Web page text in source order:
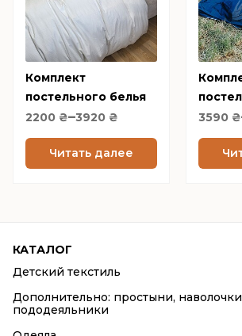
Комплект
постельного белья
из варёного хлопка
Молочный Milk,
LUXURY Washed
2200 ₴–3920 ₴
Price
2200 ₴
through
Читать далее
variants.
The
options
be
chosen
on
the
тёмно
Black
3590 ₴
Price
3590
КАТАЛОГ
Детский текстиль
Дополнительно: простыни,
пододеяльники